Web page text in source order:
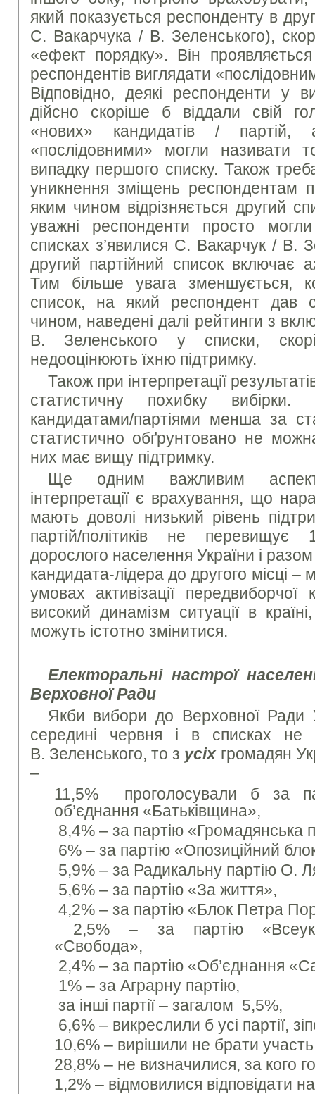
який показується респонденту в
С. Вакарчука / В. Зеленського),
«ефект порядку». Він
респондентів виглядати
Відповідно, деякі респонденти у
дійсно скоріше б віддали свій
«нових» кандидатів /
«послідовними» могли
випадку першого списку. Також
уникнення зміщень респондентам
яким чином відрізняється другий
уважні респонденти просто
списках з’явилися С. Вакарчук / В.
другий партійний список включає
Тим більше увага зменшується,
список, на який респондент дав
чином, наведені далі рейтинги з
В. Зеленського у списки,
недооцінюють їхню підтримку.
Також при інтерпретації
статистичну похибку
кандидатами/партіями менша за
статистично обґрунтовано не
них має вищу підтримку.
Ще одним важливим
інтерпретації є врахування, що
мають доволі низький рівень
партій/політиків не
дорослого населення України і разом
кандидата-лідера до другого місці
умовах активізації передвиборчої
високий динамізм ситуації в
можуть істотно змінитися.
Електоральні настрої
Верховної Ради
Якби вибори до Верховної Ради
середині червня і в списках
В. Зеленського, то з усіхгромадян
–
11,5% проголосували б за
об’єднання «Батьківщина»,
8,4% – за партію «Громадянська
6% – за партію «Опозиційний
5,9% – за Радикальну партію О.
5,6% – за партію «За життя»,
4,2% – за партію «Блок Петра
2,5% – за партію
«Свобода»,
2,4% – за партію «Об’єднання
1% – за Аграрну партію,
за інші партії – загалом 5,5%,
6,6% – викреслили б усі партії,
10,6% – вирішили не брати участь
28,8% – не визначилися, за кого
1,2% – відмовилися відповідати